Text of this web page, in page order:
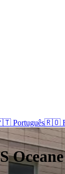
Português🇷🇴
Oceane